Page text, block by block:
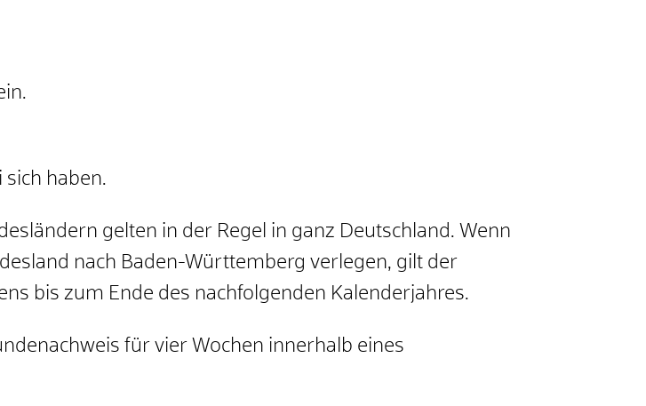
sich haben.
gelten in der Regel in ganz Deutschland. Wenn
nach Baden-Württemberg verlegen, gilt der
bis zum Ende des nachfolgenden Kalenderjahres.
für vier Wochen innerhalb eines